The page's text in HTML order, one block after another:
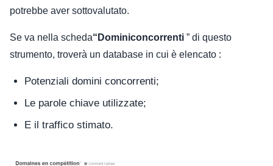
potrebbe aver sottovalutato.
Se va nella scheda“ Dominiconcorrenti ” di questo
strumento, troverà un database in cui è elencato :
Potenziali domini concorrenti;
Le parole chiave utilizzate;
E il traffico stimato.